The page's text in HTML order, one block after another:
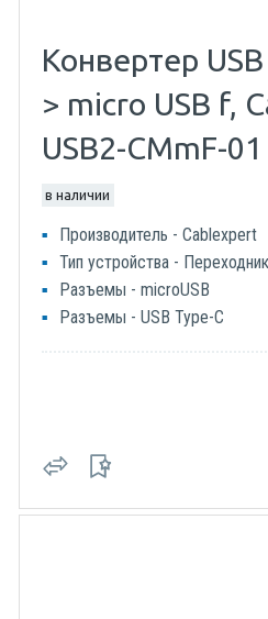
Конвертер
> micro USB f,
USB2-CMmF-01
в наличии
Производитель - Cablexpert
Тип устройства - Переходник
Разъемы - microUSB
Разъемы - USB Type-C